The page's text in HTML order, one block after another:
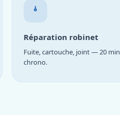
Réparation robinet
Fuite, cartouche, joint — 20 min
chrono.